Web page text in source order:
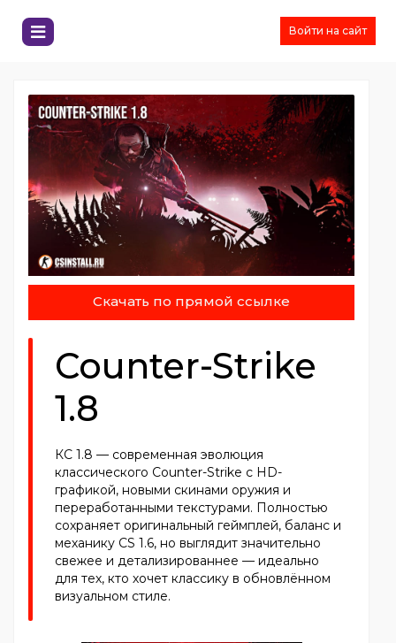
Войти на сайт
Скачать по прямой ссылке
Counter-Strike
1.8
КС 1.8 — современная эволюция
классического Counter-Strike с HD-
графикой, новыми скинами оружия и
переработанными текстурами. Полностью
сохраняет оригинальный геймплей, баланс и
механику CS 1.6, но выглядит значительно
свежее и детализированнее — идеально
для тех, кто хочет классику в обновлённом
визуальном стиле.